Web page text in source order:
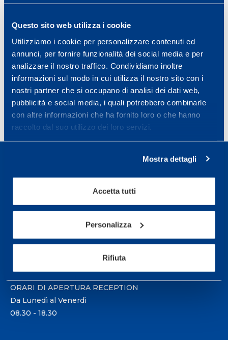
Questo sito web utilizza i cookie
Utilizziamo i cookie per personalizzare contenuti ed
annunci, per fornire funzionalità dei social media e per
analizzare il nostro traffico. Condividiamo inoltre
informazioni sul modo in cui utilizza il nostro sito con i
nostri partner che si occupano di analisi dei dati web,
pubblicità e social media, i quali potrebbero combinarle
con altre informazioni che ha fornito loro o che hanno
raccolto dal suo utilizzo dei loro servizi.
Mostra dettagli
Accetta tutti
Personalizza
Rifiuta
MARATONA DELLE DOLOMITI
Condividi
Sport Service Mapei S.r.l. - Via Busto Fagnano 38,
Per prenotare una visita o avere ulteriori
ORARI DI APERTURA RECEPTION
Da Lunedì al Venerdì
08.30 - 18.30